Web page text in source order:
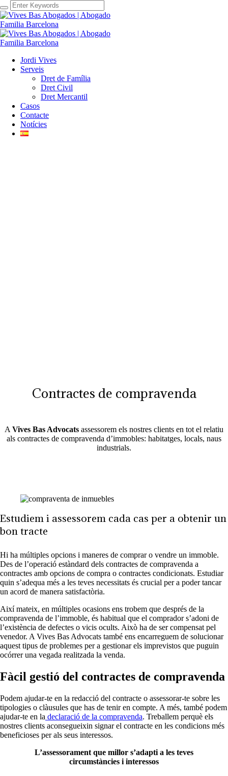
Jordi Vives
Serveis
Dret de Família
Dret Civil
Dret Mercantil
Casos
Contacte
Notícies
Contractes de compravenda
A Vives Bas Advocats assessorem els nostres clients en tot el relatiu
als contractes de compravenda d’immobles: habitatges, locals, naus
industrials.
Estudiem i assessorem cada cas per a obtenir un
bon tracte
Hi ha múltiples opcions i maneres de comprar o vendre un immoble.
Des de l’operació estàndard dels contractes de compravenda a
contractes amb opcions de compra o contractes condicionats. Estudiar
quin s’adequa més a les teves necessitats és crucial per a poder tancar
un acord de manera satisfactòria.
Així mateix, en múltiples ocasions ens trobem que després de la
compravenda de l’immoble, és habitual que el comprador s’adoni de
l’existència de defectes o vicis ocults. Això ha de ser compensat pel
venedor. A Vives Bas Advocats també ens encarreguem de solucionar
aquest tipus de problemes per a gestionar els imprevistos que puguin
ocórrer una vegada realitzada la venda.
Fàcil gestió del contractes de compravenda
Podem ajudar-te en la redacció del contracte o assessorar-te sobre les
tipologies o clàusules que has de tenir en compte. A més, també podem
ajudar-te en la declaració de la compravenda. Treballem perquè els
nostres clients aconsegueixin signar el contracte en les condicions més
beneficioses per als seus interessos.
L’assessorament que millor s’adapti a les teves
circumstàncies i interessos